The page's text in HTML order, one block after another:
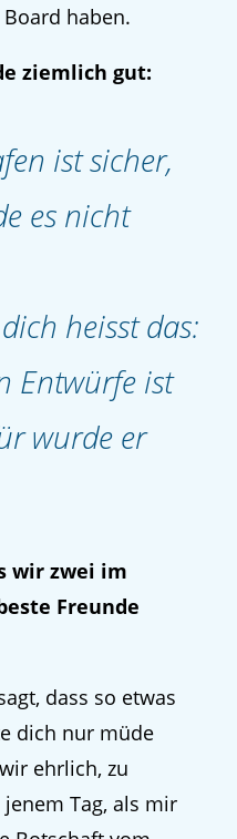
haben.
ziemlich gut:
ist sicher,
es nicht
heisst das:
Entwürfe ist
wurde er
wir zwei im
Freunde
dass so etwas
dich nur müde
ehrlich, zu
Tag, als mir